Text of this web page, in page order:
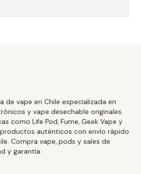
de vape en Chile especializada en
y vape desechable originales.
como Life Pod, Fume, Geek Vape y
productos auténticos con envío rápido
Compra vape, pods y sales de
y garantía.